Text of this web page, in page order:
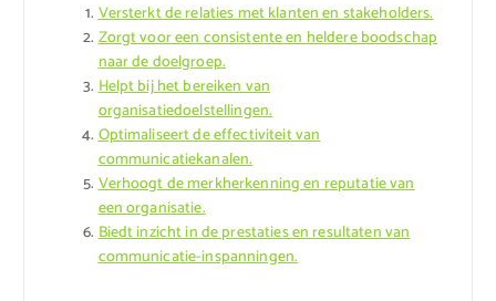
Versterkt de relaties met klanten en stakeholders.
Zorgt voor een consistente en heldere boodschap
naar de doelgroep.
Helpt bij het bereiken van
organisatiedoelstellingen.
Optimaliseert de effectiviteit van
communicatiekanalen.
Verhoogt de merkherkenning en reputatie van
een organisatie.
Biedt inzicht in de prestaties en resultaten van
communicatie-inspanningen.